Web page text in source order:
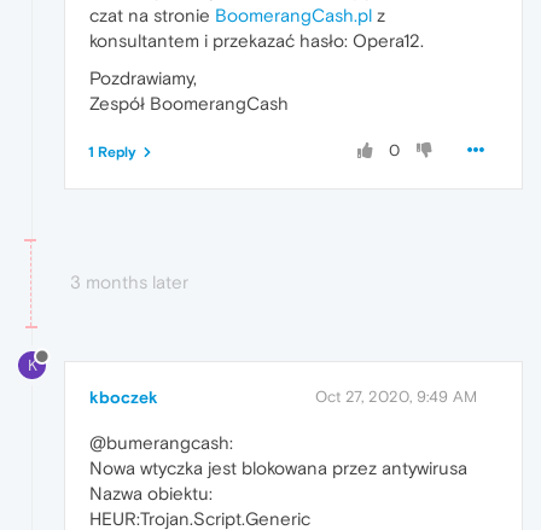
czat na stronie BoomerangCash.pl z
konsultantem i przekazać hasło: Opera12.
Pozdrawiamy,
Zespół BoomerangCash
0
1 Reply
3 months later
K
kboczek Oct 27, 2020, 9:49 AM
@bumerangcash:
Nowa wtyczka jest blokowana przez antywirusa
Nazwa obiektu:
HEUR:Trojan.Script.Generic